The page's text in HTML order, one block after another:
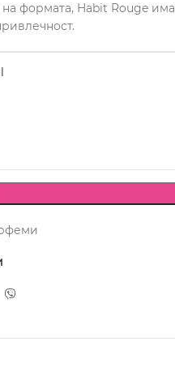
на формата, Habit Rouge има